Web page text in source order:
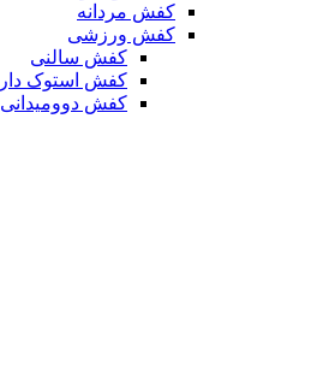
کفش مردانه
کفش ورزشی
کفش سالنی
کفش استوک دار
کفش دوومیدانی